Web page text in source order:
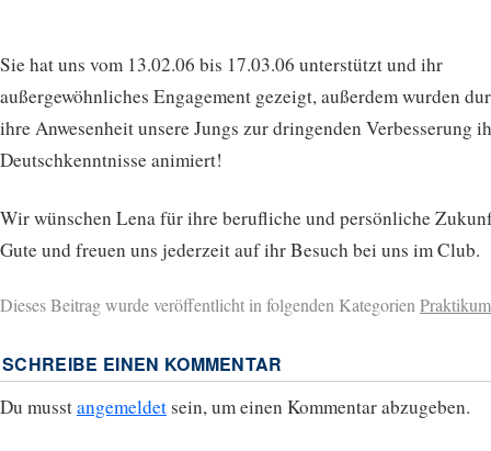
Sie hat uns vom 13.02.06 bis 17.03.06 unterstützt und ihr
außergewöhnliches Engagement gezeigt, außerdem wurden
ihre Anwesenheit unsere Jungs zur dringenden Verbesserung
Deutschkenntnisse animiert!
Wir wünschen Lena für ihre berufliche und persönliche
Gute und freuen uns jederzeit auf ihr Besuch bei uns im Club.
Dieses Beitrag wurde veröffentlicht in folgenden KategorienPraktikum
SCHREIBE EINEN KOMMENTAR
Du musstangemeldet sein, um einen Kommentar abzugeben.